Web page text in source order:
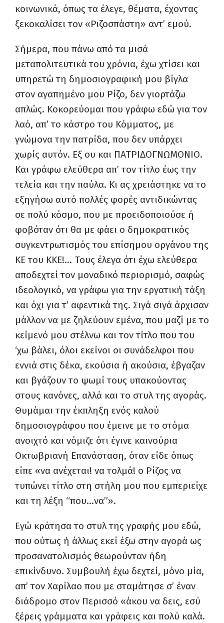
κοινωνικά, όπως τα έλεγε, θέματα, έχοντας
ξεκοκαλίσει τον «Ριζοσπάστη» αντ’ εμού.
Σήμερα, που πάνω από τα μισά
μεταπολιτευτικά του χρόνια, έχω χτίσει και
υπηρετώ τη δημοσιογραφική μου βίγλα
στον αγαπημένο μου Ρίζο, δεν γιορτάζω
απλώς. Κοκορεύομαι που γράφω εδώ για τον
λαό, απ’ το κάστρο του Κόμματος, με
γνώμονα την πατρίδα, που δεν υπάρχει
χωρίς αυτόν. Εξ ου και ΠΑΤΡΙΔΟΓΝΩΜΟΝΙΟ.
Και γράφω ελεύθερα απ’ τον τίτλο έως την
τελεία και την παύλα. Κι ας χρειάστηκε να το
εξηγήσω αυτό πολλές φορές αντιδικώντας
σε πολύ κόσμο, που με προειδοποιούσε ή
φοβόταν ότι θα με φάει ο δημοκρατικός
συγκεντρωτισμός του επίσημου οργάνου της
ΚΕ του ΚΚΕ!… Τους έλεγα ότι έχω ελεύθερα
αποδεχτεί τον μοναδικό περιορισμό, σαφώς
ιδεολογικό, να γράφω για την εργατική τάξη
και όχι για τ’ αφεντικά της. Σιγά σιγά άρχισαν
μάλλον να με ζηλεύουν εμένα, που μαζί με το
κείμενό μου στέλνω και τον τίτλο που του
‘χω βάλει, όλοι εκείνοι οι συνάδελφοι που
εννιά στις δέκα, εκούσια ή ακούσια, έβγαζαν
και βγάζουν το ψωμί τους υπακούοντας
στους κανόνες, αλλά και το στυλ της αγοράς.
Θυμάμαι την έκπληξη ενός καλού
δημοσιογράφου που έμεινε με το στόμα
ανοιχτό και νόμιζε ότι έγινε καινούρια
Οκτωβριανή Επανάσταση, όταν είδε όπως
είπε «να ανέχεται! να τολμά! ο Ρίζος να
τυπώνει τίτλο στη στήλη μου που εμπεριείχε
και τη λέξη “που…να”».
Εγώ κράτησα το στυλ της γραφής μου εδώ,
που ούτως ή άλλως εκεί έξω στην αγορά ως
προσανατολισμός θεωρούνταν ήδη
επικίνδυνο. Συμβουλή έχω δεχτεί, μόνο μία,
απ’ τον Χαρίλαο που με σταμάτησε σ’ έναν
διάδρομο στον Περισσό «άκου να δεις, εσύ
ξέρεις γράμματα και γράφεις και πολύ καλά.